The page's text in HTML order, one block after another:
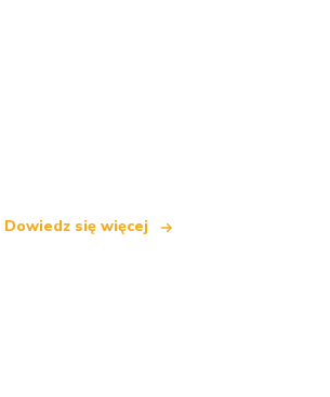
Dowiedz się więcej